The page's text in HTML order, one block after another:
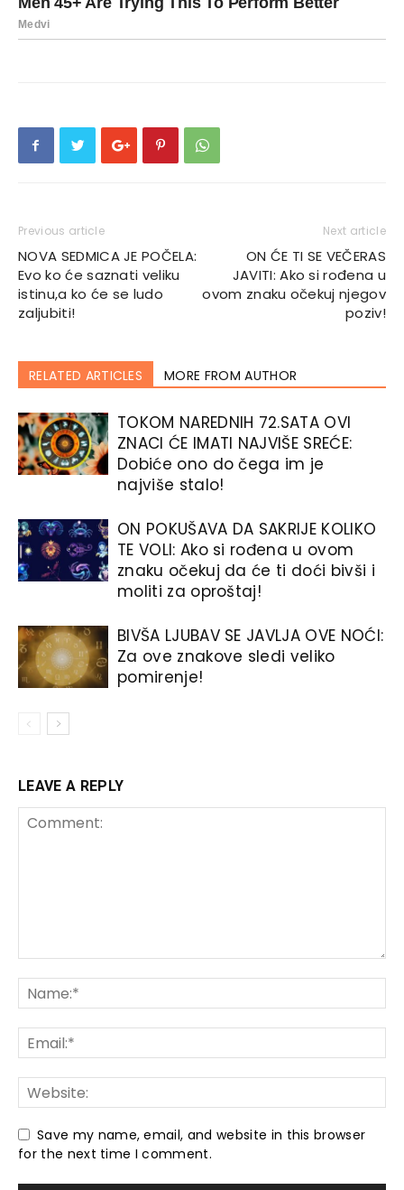
Previous article
NOVA SEDMICA JE POČELA:
Evo ko će saznati veliku
istinu,a ko će se ludo
zaljubiti!
Next article
ON ĆE TI SE VEČERAS
JAVITI: Ako si rođena u
ovom znaku očekuj njegov
poziv!
RELATED ARTICLES MORE FROM AUTHOR
TOKOM NAREDNIH 72.SATA OVI
ZNACI ĆE IMATI NAJVIŠE SREĆE:
Dobiće ono do čega im je
najviše stalo!
ON POKUŠAVA DA SAKRIJE KOLIKO
TE VOLI: Ako si rođena u ovom
znaku očekuj da će ti doći bivši i
moliti za oproštaj!
BIVŠA LJUBAV SE JAVLJA OVE NOĆI:
Za ove znakove sledi veliko
pomirenje!
LEAVE A REPLY
Save my name, email, and website in this browser
for the next time I comment.